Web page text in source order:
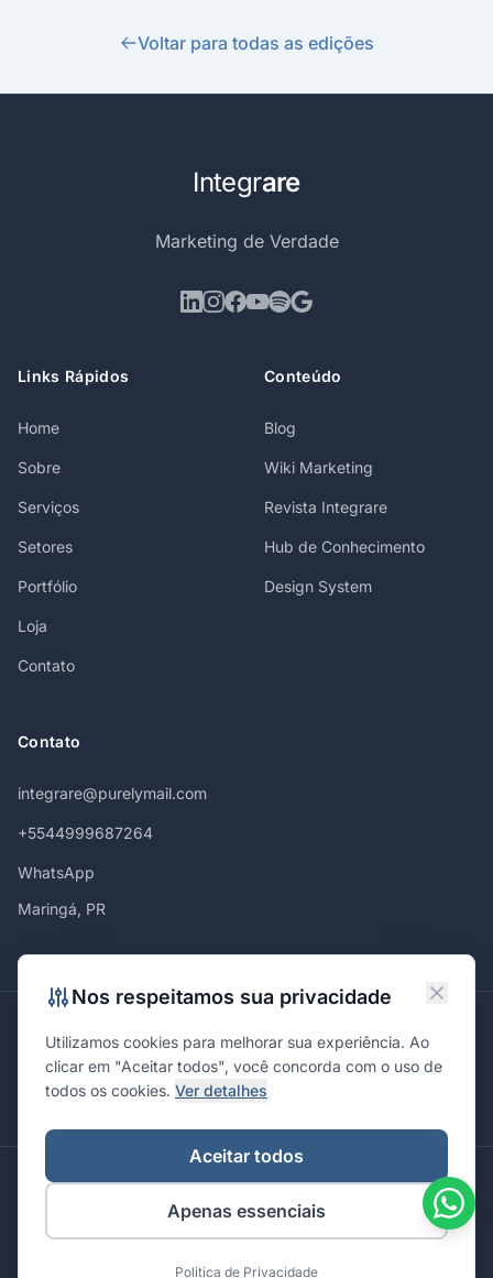
Voltar para todas as edições
Integrare
Marketing de Verdade
Links Rápidos
Home
Sobre
Serviços
Setores
Portfólio
Loja
Contato
Conteúdo
Blog
Wiki Marketing
Revista Integrare
Hub de Conhecimento
Design System
Contato
integrare@purelymail.com
+5544999687264
WhatsApp
Maringá, PR
MaringáCuritibaSão PauloLondrinaCascavelPonta Grossa
Florianópolis BrasíliaJoinvilleCampinas
© 2026 Integrare. Marketing de Verdade. Todos os direitos
reservados.
Nos respeitamos sua privacidade
Utilizamos cookies para melhorar sua experiência. Ao
clicar em "Aceitar todos", você concorda com o uso de
todos os cookies. Ver detalhes
Aceitar todos
Apenas essenciais
Politica de Privacidade